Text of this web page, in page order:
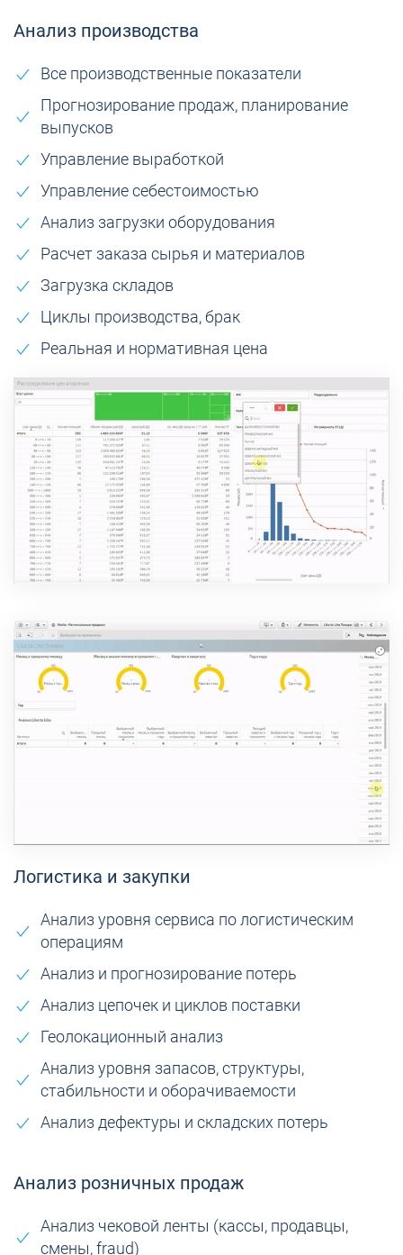
Анализ производства
Все производственные показатели
Прогнозирование продаж, планирование
выпусков
Управление выработкой
Управление себестоимостью
Анализ загрузки оборудования
Расчет заказа сырья и материалов
Загрузка складов
Циклы производства, брак
Реальная и нормативная цена
Посмотреть демо-версию
Логистика и закупки
Анализ уровня сервиса по логистическим
операциям
Анализ и прогнозирование потерь
Анализ цепочек и циклов поставки
Геолокационный анализ
Анализ уровня запасов, структуры,
стабильности и оборачиваемости
Анализ дефектуры и складских потерь
Анализ розничных продаж
Анализ чековой ленты (кассы, продавцы,
смены, fraud)